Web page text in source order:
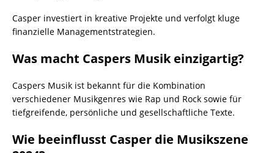
Casper investiert in kreative Projekte und verfolgt kluge
finanzielle Managementstrategien.
Was macht Caspers Musik einzigartig?
Caspers Musik ist bekannt für die Kombination
verschiedener Musikgenres wie Rap und Rock sowie für
tiefgreifende, persönliche und gesellschaftliche Texte.
Wie beeinflusst Casper die Musikszene